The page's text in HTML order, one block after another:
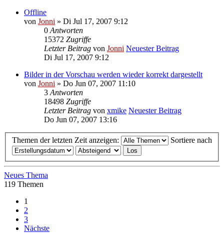
Offline
von Jonni » Di Jul 17, 2007 9:12
0 Antworten
15372 Zugriffe
Letzter Beitrag von Jonni Neuester Beitrag
Di Jul 17, 2007 9:12
Bilder in der Vorschau werden wieder korrekt dargestellt
von Jonni » Do Jun 07, 2007 11:10
3 Antworten
18498 Zugriffe
Letzter Beitrag von xmike Neuester Beitrag
Do Jun 07, 2007 13:16
Themen der letzten Zeit anzeigen: Sortiere nach
Neues Thema
119 Themen
1
2
3
Nächste